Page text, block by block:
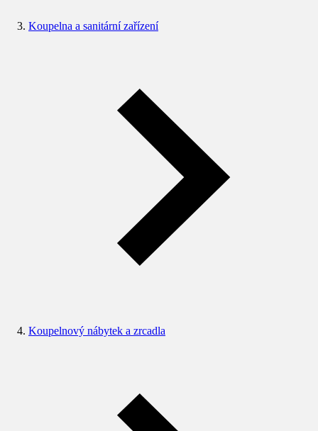
Koupelna a sanitární zařízení
Koupelnový nábytek a zrcadla